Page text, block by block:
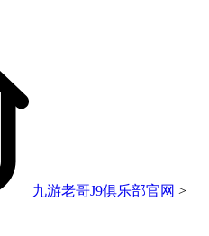
九游老哥J9俱乐部官网 >